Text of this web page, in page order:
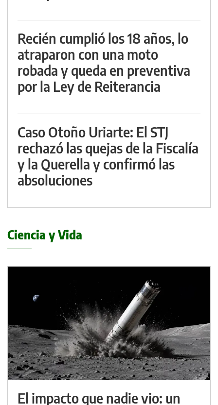
Recién cumplió los 18 años, lo
atraparon con una moto
robada y queda en preventiva
por la Ley de Reiterancia
Caso Otoño Uriarte: El STJ
rechazó las quejas de la Fiscalía
y la Querella y confirmó las
absoluciones
Ciencia y Vida
El impacto que nadie vio: un